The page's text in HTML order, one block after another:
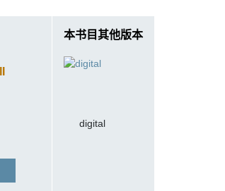
本书目其他版本
digital